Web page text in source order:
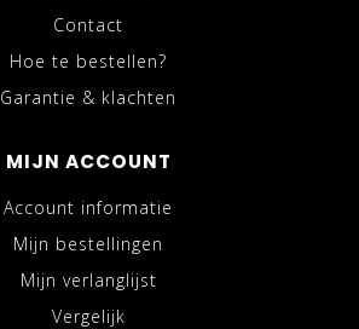
Contact
Hoe te bestellen?
Garantie & klachten
MIJN ACCOUNT
Account informatie
Mijn bestellingen
Mijn verlanglijst
Vergelijk